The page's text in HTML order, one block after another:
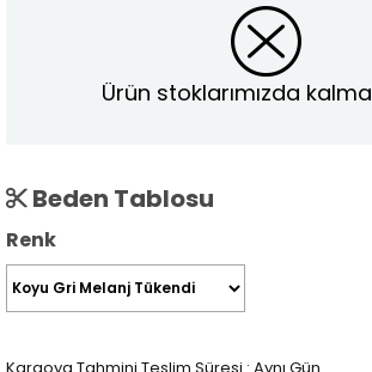
Ürün stoklarımızda
Beden Tablosu
Renk